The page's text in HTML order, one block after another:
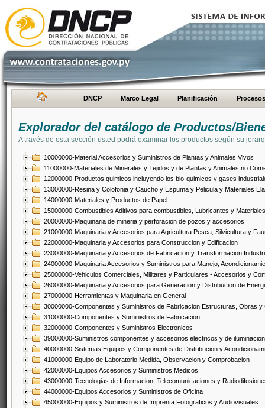
DNCP Marco Legal Planificación Procesos
Explorador del catálogo de Productos/
A través de esta sección usted podrá examinar los productos según su
10000000-Material Accesorios y Suministros de Plantas y Animales Vivos
11000000-Materiales de Minerales y Tejidos y de Plantas y Animales no
12000000-Productos quimicos incluyendo los bio-quimicos y gases
13000000-Resina y Colofonia y Caucho y Espuma y Pelicula y Materiales
14000000-Materiales y Productos de Papel
15000000-Combustibles Aditivos para combustibles, Lubricantes y
20000000-Maquinaria de mineria y perforacion de pozos y accesorios
21000000-Maquinaria y Accesorios para Agricultura Pesca, Silvicultura y
22000000-Maquinaria y Accesorios para Construccion y Edificacion
23000000-Maquinaria y Accesorios de Fabricacion y Transformacion
24000000-Maquinaria Accesorios y Suministros para Manejo,
25000000-Vehiculos Comerciales, Militares y Particulares - Accesorios y
26000000-Maquinaria y Accesorios para Generacion y Distribucion de
27000000-Herramientas y Maquinaria en General
30000000-Componentes y Suministros de Fabricacion Estructuras, Obras
31000000-Componentes y Suministros de Fabricacion
32000000-Componentes y Suministros Electronicos
39000000-Suministros componentes y accesorios electricos y de iluminacion
40000000-Sistemas Equipos y Componentes de Distribucion y
41000000-Equipo de Laboratorio Medida, Observacion y Comprobacion
42000000-Equipos Accesorios y Suministros Medicos
43000000-Tecnologias de Informacion, Telecomunicaciones y
44000000-Equipos Accesorios y Suministros de Oficina
45000000-Equipos y Suministros de Imprenta Fotograficos y Audiovisuales